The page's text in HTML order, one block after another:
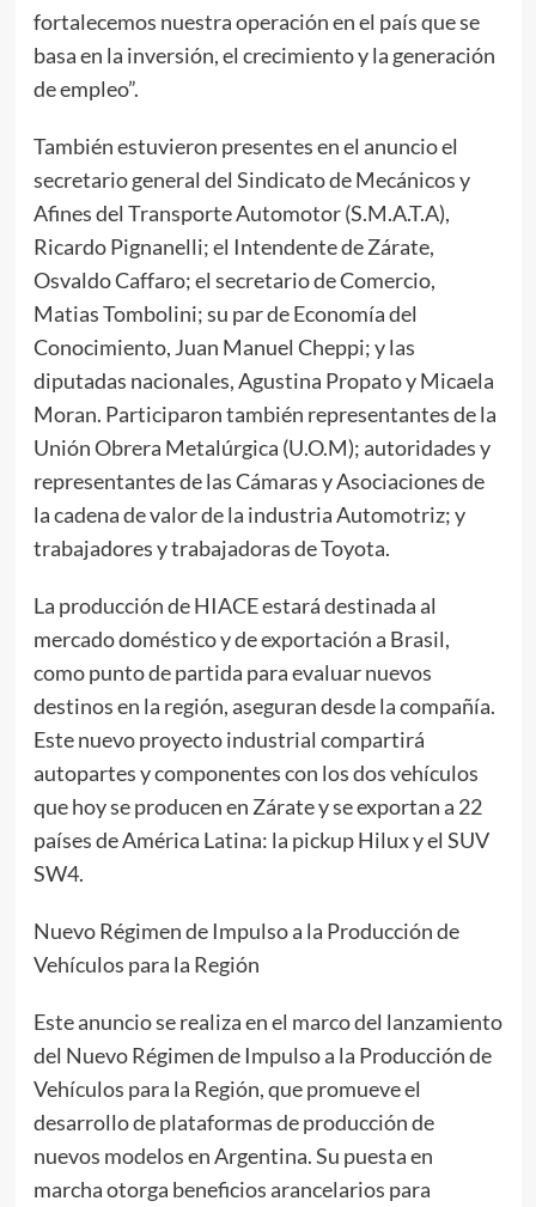
fortalecemos nuestra operación en el país que se
basa en la inversión, el crecimiento y la generación
de empleo”.
También estuvieron presentes en el anuncio el
secretario general del Sindicato de Mecánicos y
Afines del Transporte Automotor (S.M.A.T.A),
Ricardo Pignanelli; el Intendente de Zárate,
Osvaldo Caffaro; el secretario de Comercio,
Matias Tombolini; su par de Economía del
Conocimiento, Juan Manuel Cheppi; y las
diputadas nacionales, Agustina Propato y Micaela
Moran. Participaron también representantes de la
Unión Obrera Metalúrgica (U.O.M); autoridades y
representantes de las Cámaras y Asociaciones de
la cadena de valor de la industria Automotriz; y
trabajadores y trabajadoras de Toyota.
La producción de HIACE estará destinada al
mercado doméstico y de exportación a Brasil,
como punto de partida para evaluar nuevos
destinos en la región, aseguran desde la compañía.
Este nuevo proyecto industrial compartirá
autopartes y componentes con los dos vehículos
que hoy se producen en Zárate y se exportan a 22
países de América Latina: la pickup Hilux y el SUV
SW4.
Nuevo Régimen de Impulso a la Producción de
Vehículos para la Región
Este anuncio se realiza en el marco del lanzamiento
del Nuevo Régimen de Impulso a la Producción de
Vehículos para la Región, que promueve el
desarrollo de plataformas de producción de
nuevos modelos en Argentina. Su puesta en
marcha otorga beneficios arancelarios para